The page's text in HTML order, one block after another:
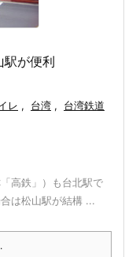
駅が便利
レ , 台湾 ,
台湾鉄道
高鉄」）も台北駅で
は松山駅が結構 ...